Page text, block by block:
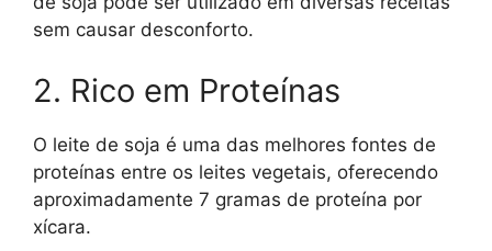
sem causar desconforto.
2. Rico em Proteínas
O leite de soja é uma das melhores fontes de
proteínas entre os leites vegetais, oferecendo
aproximadamente 7 gramas de proteína por
xícara.